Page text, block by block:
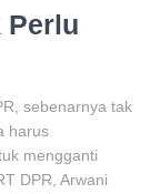
Perlu
sebenarnya tak
harus
mengganti
DPR, Arwani